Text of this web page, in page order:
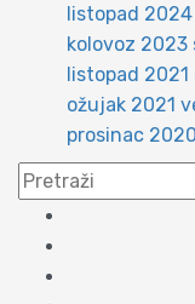
listopad 2024
kolovoz 2023
listopad 2021
ožujak 2021
prosinac 2020